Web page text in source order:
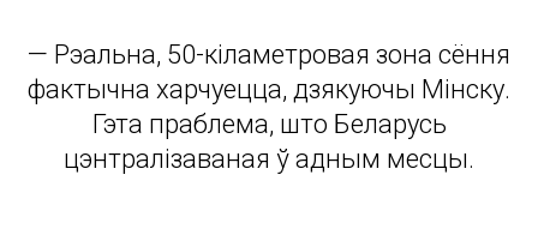
— Рэальна, 50-кіламетровая зона сёння
фактычна харчуецца, дзякуючы Мінску.
Гэта праблема, што Беларусь
цэнтралізаваная ў адным месцы.